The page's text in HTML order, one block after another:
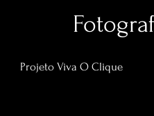
Projeto Viva O Clique